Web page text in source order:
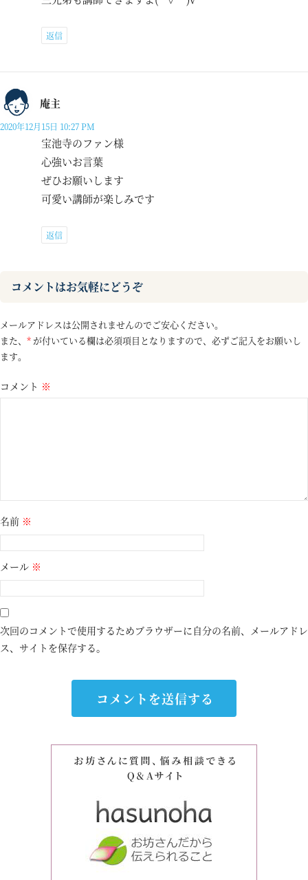
返信
庵主
2020年12月15日 10:27 PM
宝池寺のファン様
心強いお言葉
ぜひお願いします
可愛い講師が楽しみです
返信
コメントはお気軽にどうぞ
メールアドレスは公開されませんのでご安心ください。
また、 * が付いている欄は必須項目となりますので、必ずご記入をお願いし
ます。
コメント ※
名前 ※
メール ※
次回のコメントで使用するためブラウザーに自分の名前、メールアドレ
ス、サイトを保存する。